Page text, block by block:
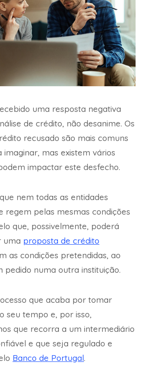
uma resposta negativa
de crédito, não desanime. Os
recusado são mais comuns
imaginar, mas existem vários
impactar este desfecho.
nem todas as entidades
regem pelas mesmas condições
que, possivelmente, poderá
uma proposta de crédito
as condições pretendidas, ao
pedido numa outra instituição.
que acaba por tomar
seu tempo e, por isso,
que recorra a um intermediário
e que seja regulado e
Banco de Portugal.